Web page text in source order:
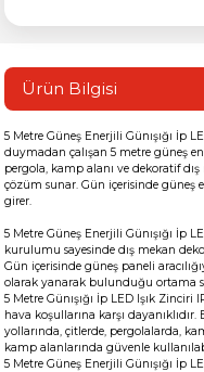
Ürün Bilgisi
5 Metre Güneş Enerjili Günışığı İp
duymadan çalışan 5 metre güneş
pergola, kamp alanı ve dekoratif
çözüm sunar. Gün içerisinde güneş
girer.
5 Metre Güneş Enerjili Günışığı İp
kurulumu sayesinde dış mekan
Gün içerisinde güneş paneli
olarak yanarak bulunduğu ortama
5 Metre Günışığı İp LED Işık
hava koşullarına karşı
yollarında, çitlerde, pergolalarda,
kamp alanlarında güvenle
5 Metre Güneş Enerjili Günışığı İp